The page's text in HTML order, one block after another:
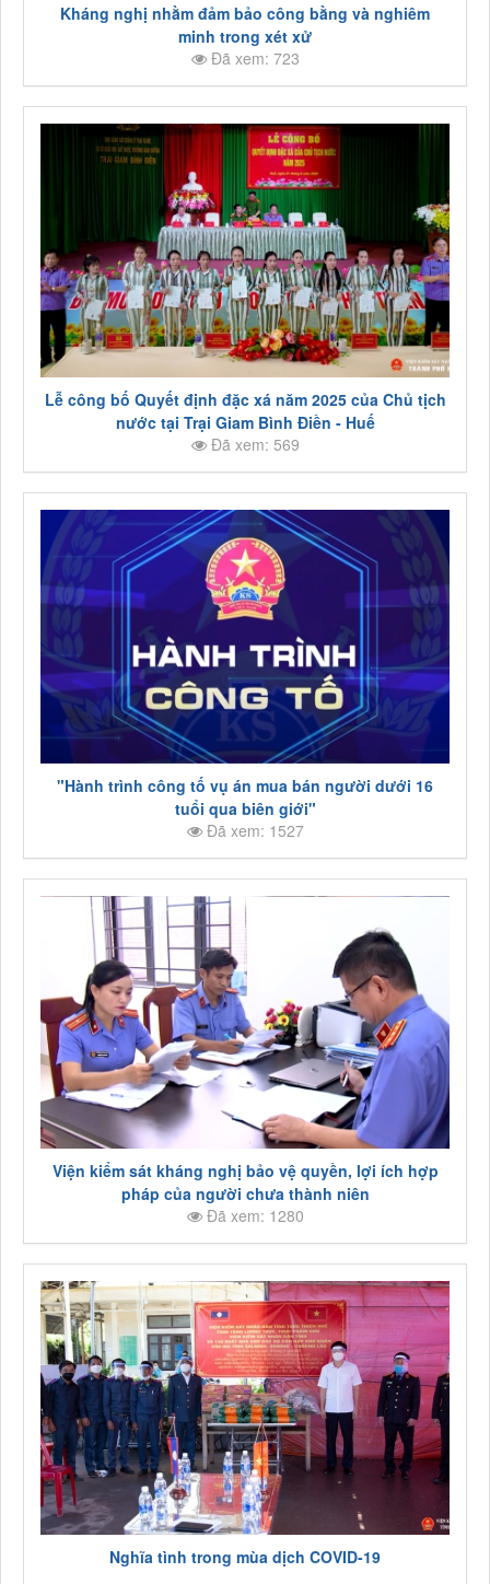
Kháng nghị nhằm đảm bảo công bằng và nghiêm
minh trong xét xử
Đã xem: 723
Lễ công bố Quyết định đặc xá năm 2025 của Chủ tịch
nước tại Trại Giam Bình Điền - Huế
Đã xem: 569
"Hành trình công tố vụ án mua bán người dưới 16
tuổi qua biên giới"
Đã xem: 1527
Viện kiểm sát kháng nghị bảo vệ quyền, lợi ích hợp
pháp của người chưa thành niên
Đã xem: 1280
Nghĩa tình trong mùa dịch COVID-19